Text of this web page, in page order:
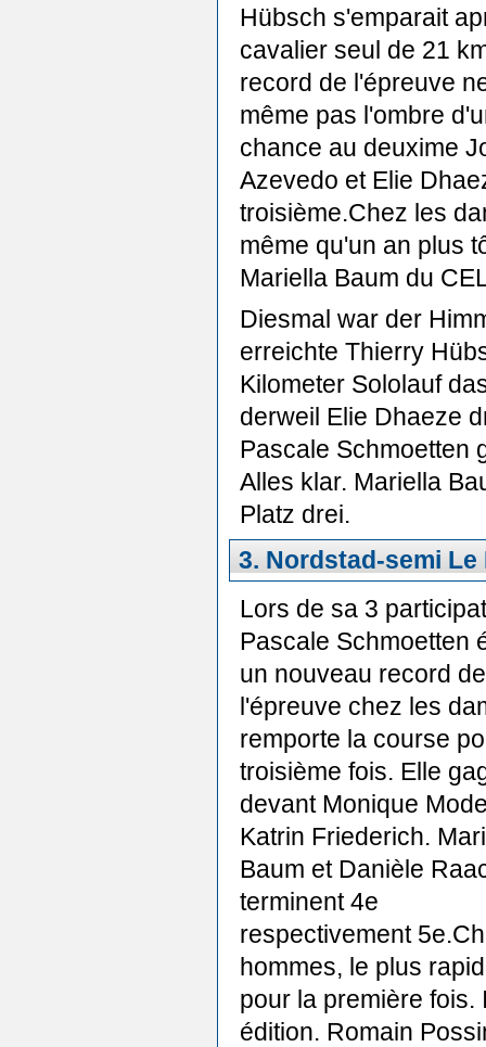
Hübsch s'emparait
cavalier seul de 21
record de l'épreuve
même pas l'ombre
chance au deuxime
Azevedo et Elie
troisième.Chez les
même qu'un an plus
Mariella Baum du
Diesmal war der
erreichte Thierry
Kilometer Sololauf
derweil Elie Dhaeze
Pascale Schmoetten
Alles klar. Mariella
Platz drei.
3. Nordstad-semi Le
Lors de sa 3
Pascale Schmoetten
un nouveau record de
l'épreuve chez les
remporte la course
troisième fois. Elle
devant Monique
Katrin Friederich.
Baum et Danièle
terminent 4e
respectivement
hommes, le plus
pour la première fois.
édition. Romain